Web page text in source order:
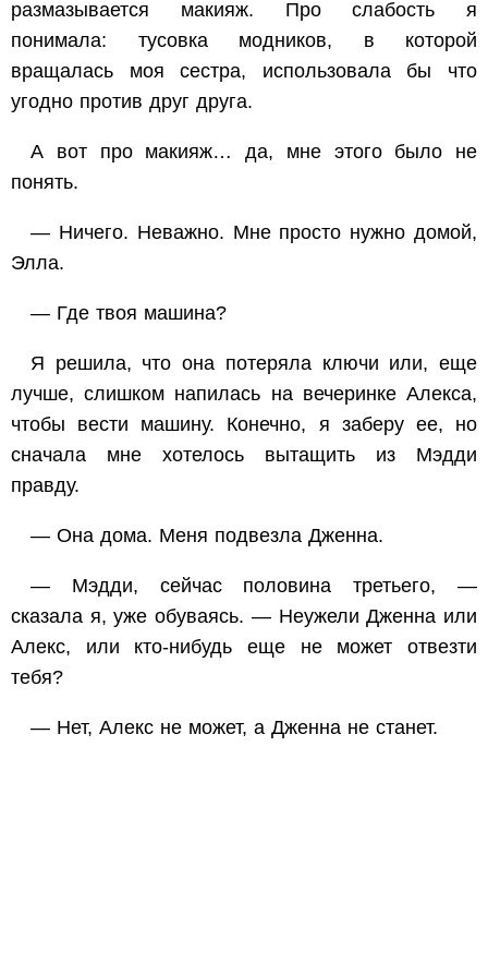
размазывается макияж. Про слабость я
понимала: тусовка модников, в которой
вращалась моя сестра, использовала бы что
угодно против друг друга.
А вот про макияж… да, мне этого было не
понять.
— Ничего. Неважно. Мне просто нужно домой,
Элла.
— Где твоя машина?
Я решила, что она потеряла ключи или, еще
лучше, слишком напилась на вечеринке Алекса,
чтобы вести машину. Конечно, я заберу ее, но
сначала мне хотелось вытащить из Мэдди
правду.
— Она дома. Меня подвезла Дженна.
— Мэдди, сейчас половина третьего, —
сказала я, уже обуваясь. — Неужели Дженна или
Алекс, или кто-нибудь еще не может отвезти
тебя?
— Нет, Алекс не может, а Дженна не станет.